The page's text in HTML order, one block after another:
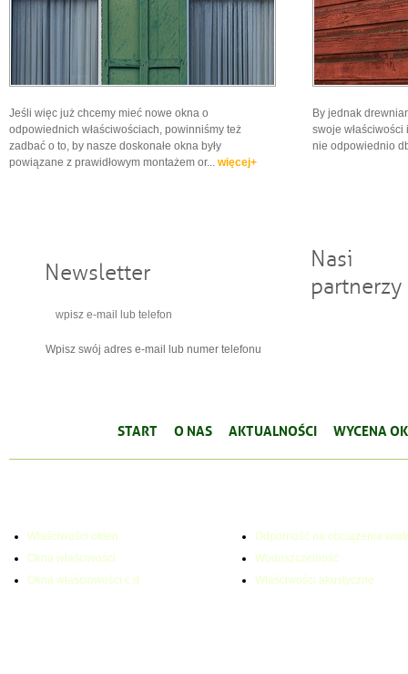
Jeśli więc już chcemy mieć nowe okna o
odpowiednich właściwościach, powinniśmy też
zadbać o to, by nasze doskonałe okna były
powiązane z prawidłowym montażem or... więcej+
By jednak
swoje właściwości
nie odpowiednio
Newsletter
Wpisz swój adres e-mail lub numer telefonu
Nasi
partnerzy
START O NAS AKTUALNOŚCI WYCENA
Właściwości okien
Okna właściwości
Okna właściowości c.d
Odporność na obciążenia
Wodoszczelność
Właściwości akustyczne